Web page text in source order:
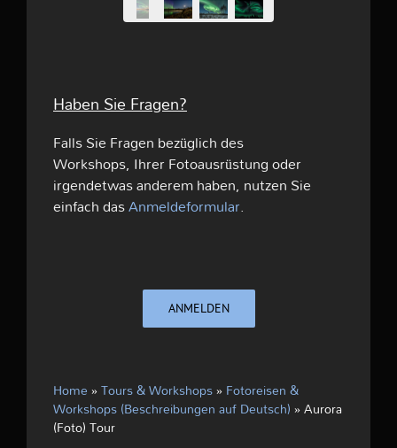
Haben Sie Fragen?
Falls Sie Fragen bezüglich des
Workshops, Ihrer Fotoausrüstung oder
irgendetwas anderem haben, nutzen Sie
einfach dasAnmeldeformular.
ANMELDEN
Home»Tours & Workshops»Fotoreisen &
Workshops (Beschreibungen auf Deutsch)»Aurora
(Foto) Tour